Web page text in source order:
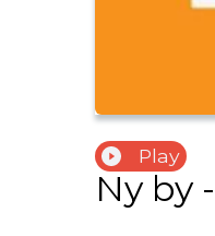
Play
Ny by